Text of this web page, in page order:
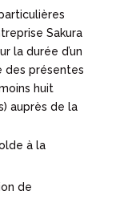
Sakura
la durée d’un
des présentes
huit
auprès de la
à la
de